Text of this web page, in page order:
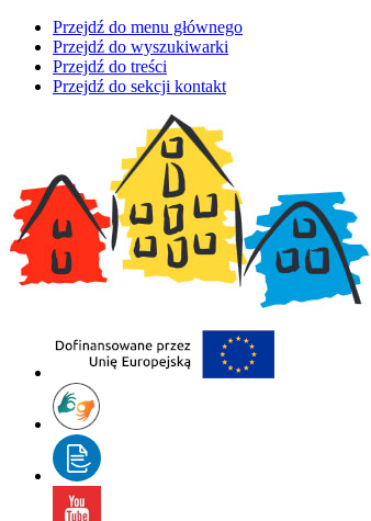
Przejdź do menu głównego
Przejdź do wyszukiwarki
Przejdź do treści
Przejdź do sekcji kontakt